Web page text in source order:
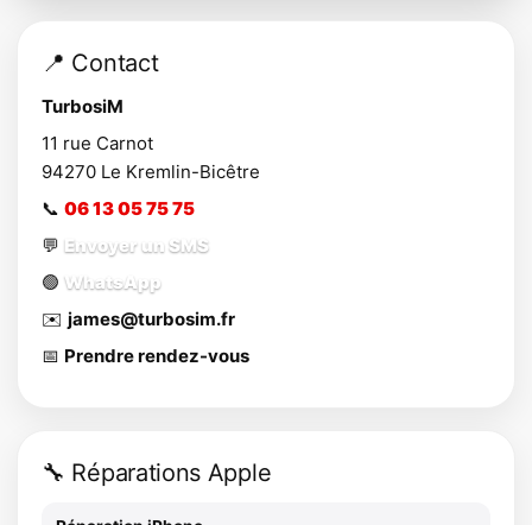
📍 Contact
TurbosiM
11 rue Carnot
94270 Le Kremlin-Bicêtre
📞 06 13 05 75 75
💬 Envoyer un SMS
🟢 WhatsApp
✉️ james@turbosim.fr
📅 Prendre rendez-vous
🔧 Réparations Apple